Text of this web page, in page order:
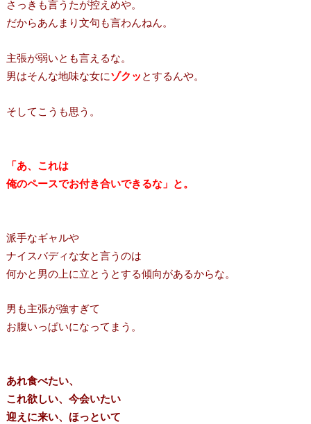
さっきも言うたが控えめや。
だからあんまり文句も言わんねん。
主張が弱いとも言えるな。
男はそんな地味な女にゾクッ とするんや。
そしてこうも思う。
「あ、これは
俺のペースでお付き合いできるな」と。
派手なギャルや
ナイスバディな女と言うのは
何かと男の上に立とうとする傾向があるからな。
男も主張が強すぎて
お腹いっぱいになってまう。
あれ食べたい、
これ欲しい、今会いたい
迎えに来い、ほっといて